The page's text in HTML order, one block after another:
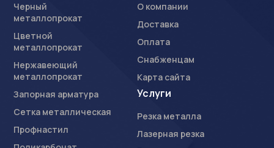
Черный
металлопрокат
Цветной
металлопрокат
Нержавеющий
металлопрокат
Запорная арматура
Сетка металлическая
Профнастил
О компании
Доставка
Оплата
Снабженцам
Карта сайта
Услуги
Резка металла
Лазерная резка